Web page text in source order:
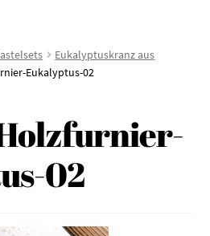
Eukalyptuskranz aus
Eukalyptus-02
02